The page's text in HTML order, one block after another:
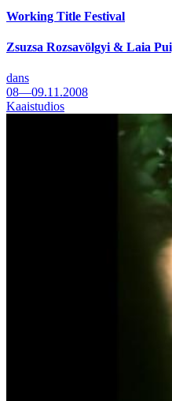
Working Title Festival
Zsuzsa Rozsavölgyi & Laia
dans
08—09.11.2008
Kaaistudios